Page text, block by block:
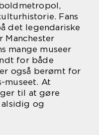
Fans
det legendariske
Manchester
mange museer
for både
også berømt for
museet. At
til at gøre
og